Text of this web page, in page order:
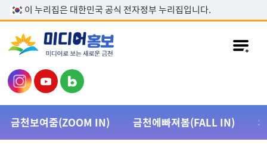
본문 바로가기
이 누리집은 대한민국 공식 전자정부 누리집입니다.
금천보여줌(ZOOM IN) 금천에빠져봄(FALL IN)